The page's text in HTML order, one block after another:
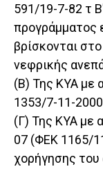
591/19-7-82 τ
προγράμματος
βρίσκονται
νεφρικής
(Β) Της ΚΥΑ με
1353/7-11-
(Γ) Της ΚΥΑ με
07 (ΦΕΚ 1165/
χορήγησης του